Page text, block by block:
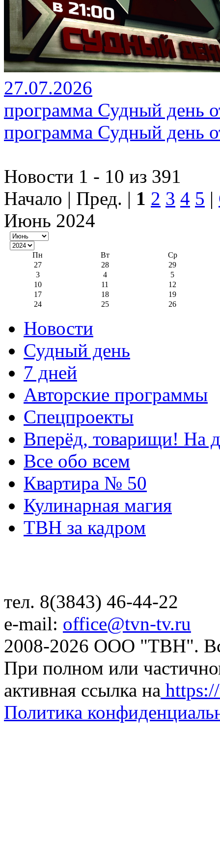
27.07.2026
программа Судный день
программа Судный день
Новости 1 - 10 из 391
Начало | Пред. | 1 2 3 4 5 |
Июнь 2024
Пн Вт
Ср
27
28
29
3
4
5
10
11
12
17
18
19
24
25 26
Новости
Судный день
7 дней
Авторские программы
Спецпроекты
Вперёд, товарищи! На
Все обо всем
Квартира № 50
Кулинарная магия
ТВН за кадром
тел. 8(3843) 46-44-22
e-mail: office@tvn-tv.ru
2008-2026 ООО "ТВН".
При полном или
активная ссылка на
Политика